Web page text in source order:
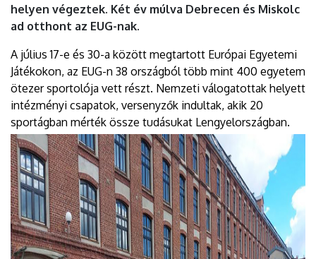
helyen végeztek. Két év múlva Debrecen és Miskolc
ad otthont az EUG-nak.
A július 17-e és 30-a között megtartott Európai Egyetemi
Játékokon, az EUG-n 38 országból több mint 400 egyetem
ötezer sportolója vett részt. Nemzeti válogatottak helyett
intézményi csapatok, versenyzők indultak, akik 20
sportágban mérték össze tudásukat Lengyelországban.